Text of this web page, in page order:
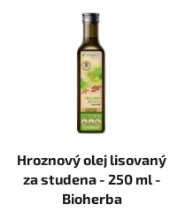
Hroznový olej lisovaný
za studena - 250 ml -
Bioherba